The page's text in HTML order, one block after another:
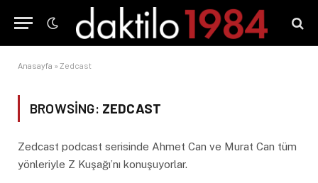
Anasayfa » Zedcast
BROWSING: ZEDCAST
Zedcast podcast serisinde Ahmet Can ve Murat Can tüm
yönleriyle Z Kuşağı’nı konuşuyorlar.